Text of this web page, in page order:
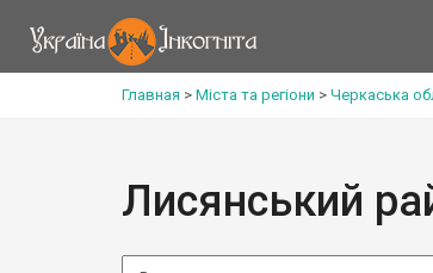
Главная > Міста та регіони > Черкаська
Лисянський